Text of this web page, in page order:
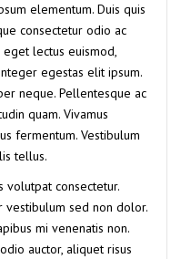
elementum. Duis quis
consectetur odio ac
lectus euismod,
egestas elit ipsum.
neque. Pellentesque ac
quam. Vivamus
fermentum. Vestibulum
tellus.
volutpat consectetur.
sed non dolor.
mi venenatis non.
auctor, aliquet risus